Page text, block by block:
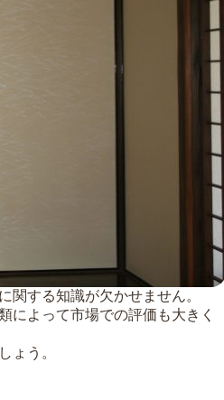
関する知識が欠かせません。
によって市場での評価も大きく
ょう。